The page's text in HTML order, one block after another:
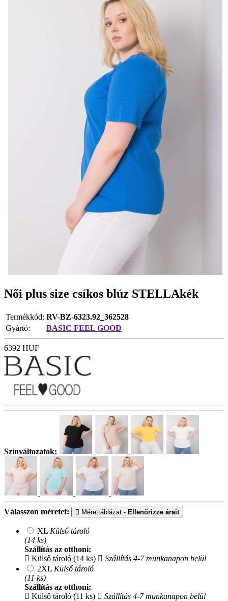
Női plus size csíkos blúz STELLAkék
Termékkód: RV-BZ-6323.92_362528
Gyártó:
BASIC FEEL GOOD
6392 HUF
Színváltozatok:
Válasszon méretet: Mérettáblázat - Ellenőrizze árait
XL Külső tároló
(14 ks)
Szállítás az otthoni:
Külső tároló (14 ks)
Szállítás 4-7 munkanapon belül
2XL Külső tároló
(11 ks)
Szállítás az otthoni:
Külső tároló (11 ks)
Szállítás 4-7 munkanapon belül